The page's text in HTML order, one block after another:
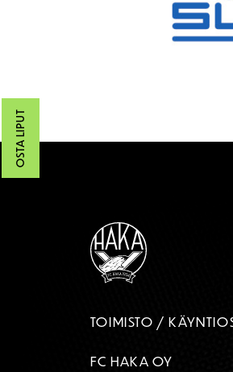
OSTA LIPUT
TOIMISTO /
FC HAKA OY